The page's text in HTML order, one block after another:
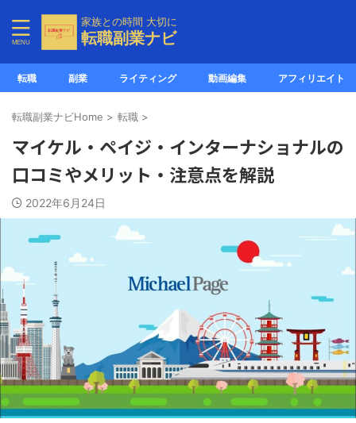
家族との時間 大切に
転職副業ナビ
転職 副業 ライティング 動画編集 アフィリエイト
転職副業ナビHome > 転職 >
マイケル・ペイジ・インターナショナルの
口コミやメリット・注意点を解説
2022年6月24日